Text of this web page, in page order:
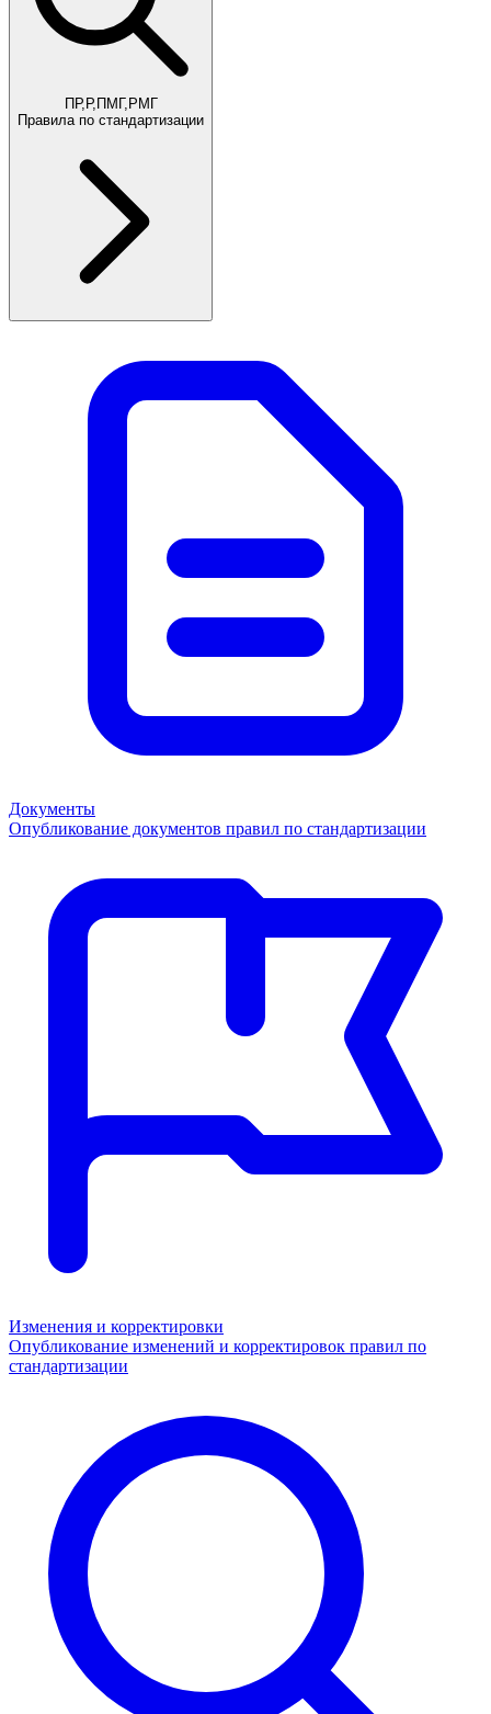
ПР,Р,ПМГ,РМГ
Правила по стандартизации
Документы
Опубликование документов правил по стандартизации
Изменения и корректировки
Опубликование изменений и корректировок правил по
стандартизации